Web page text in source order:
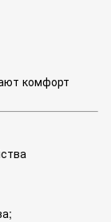
комфорт